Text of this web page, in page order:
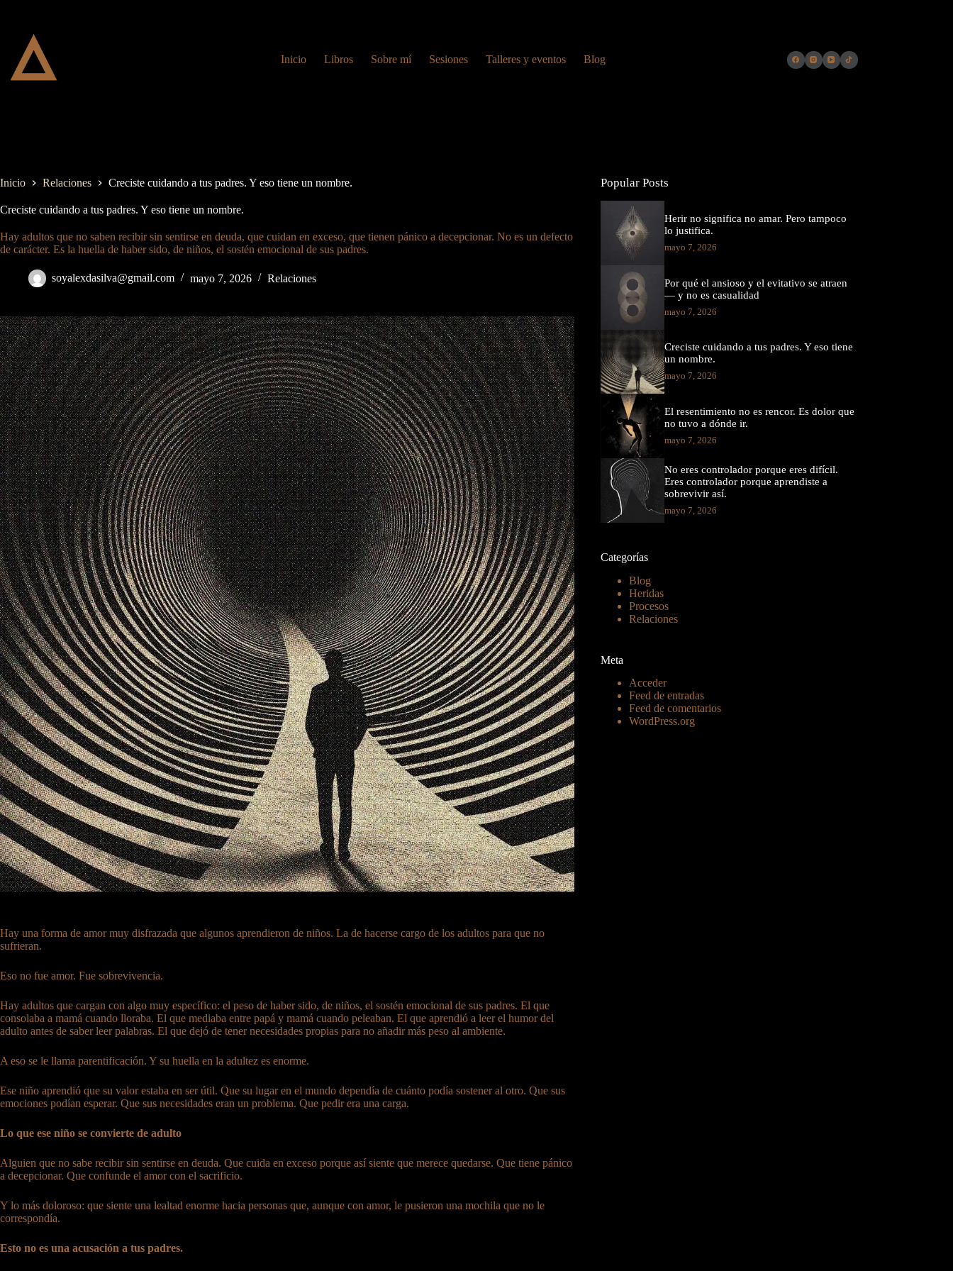
Inicio Libros Sobre mí Sesiones Talleres y eventos Blog
Inicio Relaciones Creciste cuidando a tus padres. Y eso tiene un nombre.
Creciste cuidando a tus padres. Y eso tiene un nombre.
Hay adultos que no saben recibir sin sentirse en deuda, que cuidan en exceso, que tienen pánico a decepcionar. No es un defecto
de carácter. Es la huella de haber sido, de niños, el sostén emocional de sus padres.
soyalexdasilva@gmail.com mayo 7, 2026 Relaciones
Hay una forma de amor muy disfrazada que algunos aprendieron de niños. La de hacerse cargo de los adultos para que no
sufrieran.
Eso no fue amor. Fue sobrevivencia.
Hay adultos que cargan con algo muy específico: el peso de haber sido, de niños, el sostén emocional de sus padres. El que
consolaba a mamá cuando lloraba. El que mediaba entre papá y mamá cuando peleaban. El que aprendió a leer el humor del
adulto antes de saber leer palabras. El que dejó de tener necesidades propias para no añadir más peso al ambiente.
A eso se le llama parentificación. Y su huella en la adultez es enorme.
Ese niño aprendió que su valor estaba en ser útil. Que su lugar en el mundo dependía de cuánto podía sostener al otro. Que sus
emociones podían esperar. Que sus necesidades eran un problema. Que pedir era una carga.
Lo que ese niño se convierte de adulto
Alguien que no sabe recibir sin sentirse en deuda. Que cuida en exceso porque así siente que merece quedarse. Que tiene pánico
a decepcionar. Que confunde el amor con el sacrificio.
Y lo más doloroso: que siente una lealtad enorme hacia personas que, aunque con amor, le pusieron una mochila que no le
correspondía.
Esto no es una acusación a tus padres.
Popular Posts
Herir no significa no amar. Pero tampoco
lo justifica.
mayo 7, 2026
Por qué el ansioso y el evitativo se atraen
— y no es casualidad
mayo 7, 2026
Creciste cuidando a tus padres. Y eso tiene
un nombre.
mayo 7, 2026
El resentimiento no es rencor. Es dolor que
no tuvo a dónde ir.
mayo 7, 2026
No eres controlador porque eres difícil.
Eres controlador porque aprendiste a
sobrevivir así.
mayo 7, 2026
Categorías
Blog
Heridas
Procesos
Relaciones
Meta
Acceder
Feed de entradas
Feed de comentarios
WordPress.org